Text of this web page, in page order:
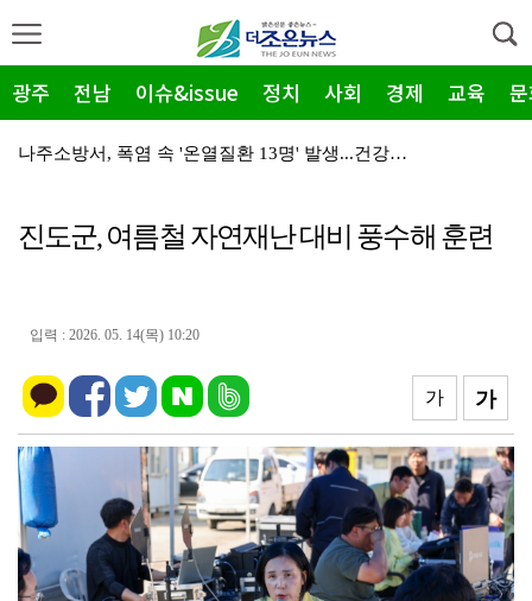
광주 전남 이슈&issue 정치 사회 경제 교육
나주소방서, 폭염 속 '온열질환 13명' 발생...건강…
민형배·김산 무안 회동, 군공항 이전 '상생 해법' 찾…
광주시남자단기청소년쉼터 청소년 2명, 롯데 장학재단 '…
광양제철소, 독거노인 마음이음 4천만원 사업비 전달
광산구자원봉사센터, 폭염 '심각'…통합지원단 출정
중소벤처기업부, 2026년 지방소멸대응 유공 포상 후보…
전남광주특별시 광산구, '자원순환 시민실천단' 가동
진도군, 여름철 자연재난 대비 풍수해 훈련
입력 : 2026. 05. 14(목) 10:20
가
가